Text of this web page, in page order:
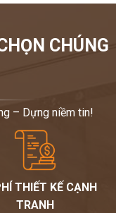
CHÚNG
– Dựng niềm tin!
THIẾT KẾ CẠNH
TRANH